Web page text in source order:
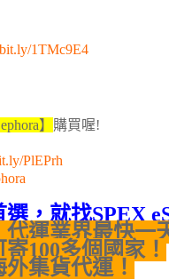
1TMc9E4
】 購買喔!
PlEPrh
，就找SPEX
運業界最快一
100多個國家！
集貨代運！